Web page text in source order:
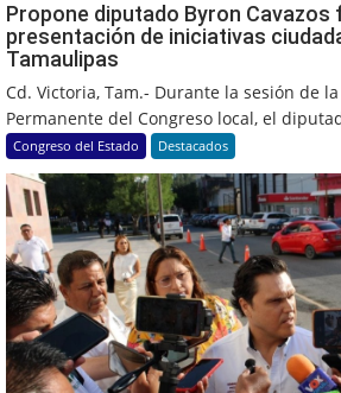
Propone diputado Byron Cavazos
presentación de iniciativas
Tamaulipas
Cd. Victoria, Tam.- Durante la sesión de
Permanente del Congreso local, el
Congreso del Estado Destacados